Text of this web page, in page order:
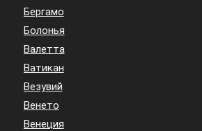
Бергамо
Болонья
Валетта
Ватикан
Везувий
Венето
Венеция